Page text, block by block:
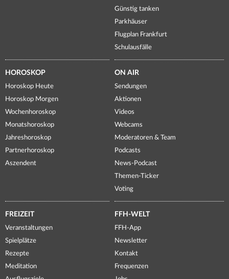
Günstig tanken
Parkhäuser
Flugplan Frankfurt
Schulausfälle
HOROSKOP
Horoskop Heute
Horoskop Morgen
Wochenhoroskop
Monatshoroskop
Jahreshoroskop
Partnerhoroskop
Aszendent
ON AIR
Sendungen
Aktionen
Videos
Webcams
Moderatoren & Team
Podcasts
News-Podcast
Themen-Ticker
Voting
FREIZEIT
Veranstaltungen
Spielplätze
Rezepte
Meditation
FFH-WELT
FFH-App
Newsletter
Kontakt
Frequenzen